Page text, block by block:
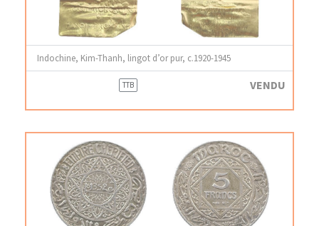
Indochine, Kim-Thanh, lingot d’or pur, c.1920-1945
TTB VENDU